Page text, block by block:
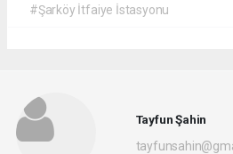
#Şarköy İtfaiye İstasyonu
Tayfun Şahin